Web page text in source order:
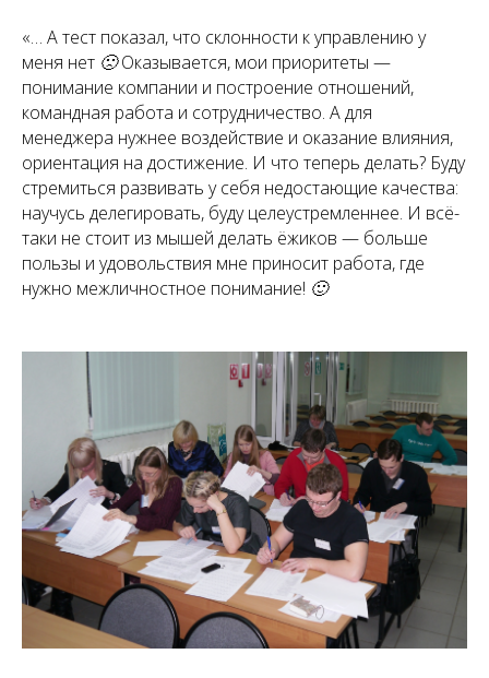
«… А тест показал, что склонности к управлению у
меня нет 🙁 Оказывается, мои приоритеты —
понимание компании и построение отношений,
командная работа и сотрудничество. А для
менеджера нужнее воздействие и оказание влияния,
ориентация на достижение. И что теперь делать? Буду
стремиться развивать у себя недостающие качества:
научусь делегировать, буду целеустремленнее. И всё-
таки не стоит из мышей делать ёжиков — больше
пользы и удовольствия мне приносит работа, где
нужно межличностное понимание! 🙂